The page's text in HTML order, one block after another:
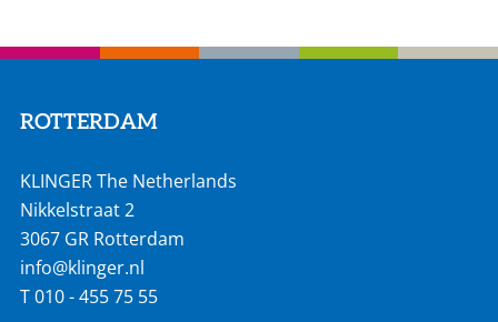
ROTTERDAM
KLINGER The Netherlands
Nikkelstraat 2
3067 GR Rotterdam
info@klinger.nl
T010 - 455 75 55